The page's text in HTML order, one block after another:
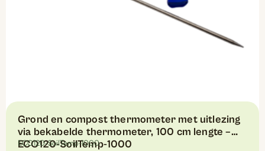
Grond en compost thermometer met uitlezing
via bekabelde thermometer, 100 cm lengte –
ECO120-SoilTemp-1000
ECO120-SoilTemp-1000